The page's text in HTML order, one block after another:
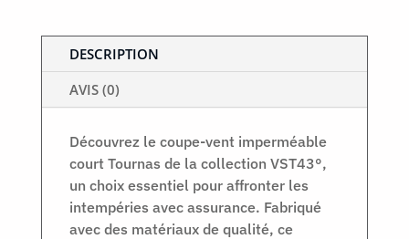
DESCRIPTION
AVIS (0)
Découvrez le coupe-vent imperméable
court Tournas de la collection VST43°,
un choix essentiel pour affronter les
intempéries avec assurance. Fabriqué
avec des matériaux de qualité, ce